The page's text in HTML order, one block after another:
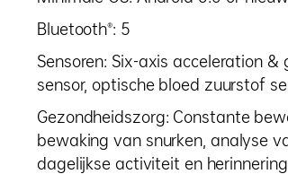
Bluetooth®: 5
Sensoren: Six-axis acceleration
sensor, optische bloed zuurstof
Gezondheidszorg: Constante
bewaking van snurken, analyse
dagelijkse activiteit en